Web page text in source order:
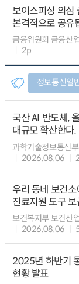
보이스피싱 의심
본격적으로 공유
금융위원회 금융산
2p
정보통신일
국산 AI 반도체,
대규모 확산한다.
과학기술정보통신
2026.08.06
우리 동네 보건
진료지원 도구
보건복지부 보건산
2026.08.06
2025년 하반기
현황 발표